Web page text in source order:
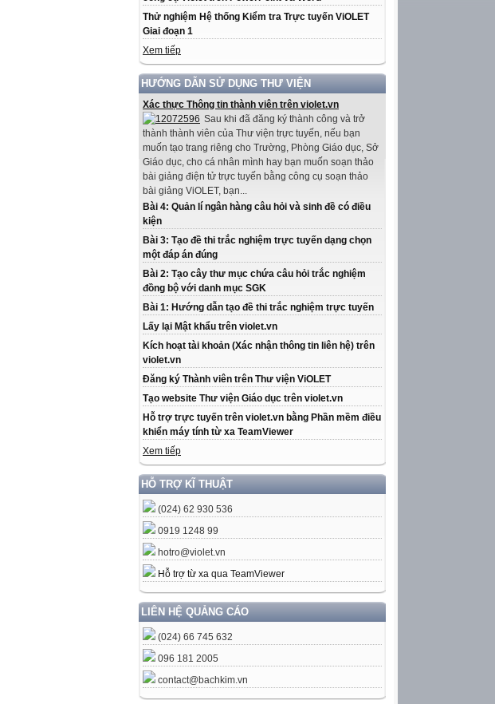
Thử nghiệm Hệ thống Kiểm tra Trực tuyến ViOLET
Giai đoạn 1
Xem tiếp
HƯỚNG DẪN SỬ DỤNG THƯ VIỆN
Xác thực Thông tin thành viên trên violet.vn
Sau khi đã đăng ký thành công và trở
thành thành viên của Thư viện trực tuyến, nếu bạn
muốn tạo trang riêng cho Trường, Phòng Giáo dục, Sở
Giáo dục, cho cá nhân mình hay bạn muốn soạn thảo
bài giảng điện tử trực tuyến bằng công cụ soạn thảo
bài giảng ViOLET, bạn...
Bài 4: Quản lí ngân hàng câu hỏi và sinh đề có điều
kiện
Bài 3: Tạo đề thi trắc nghiệm trực tuyến dạng chọn
một đáp án đúng
Bài 2: Tạo cây thư mục chứa câu hỏi trắc nghiệm
đồng bộ với danh mục SGK
Bài 1: Hướng dẫn tạo đề thi trắc nghiệm trực tuyến
Lấy lại Mật khẩu trên violet.vn
Kích hoạt tài khoản (Xác nhận thông tin liên hệ) trên
violet.vn
Đăng ký Thành viên trên Thư viện ViOLET
Tạo website Thư viện Giáo dục trên violet.vn
Hỗ trợ trực tuyến trên violet.vn bằng Phần mềm điều
khiển máy tính từ xa TeamViewer
Xem tiếp
HỖ TRỢ KĨ THUẬT
(024) 62 930 536
0919 1248 99
hotro@violet.vn
Hỗ trợ từ xa qua TeamViewer
LIÊN HỆ QUẢNG CÁO
(024) 66 745 632
096 181 2005
contact@bachkim.vn